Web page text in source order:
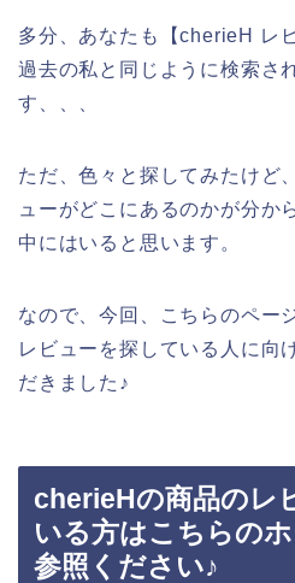
多分、あなたも【cherieH レ
過去の私と同じように検索さ
す、、、
ただ、色々と探してみたけど
ューがどこにあるのかが分か
中にはいると思います。
なので、今回、こちらのペー
レビューを探している人に向
だきました♪
cherieHの商品のレ
いる方はこちらの
参照ください♪